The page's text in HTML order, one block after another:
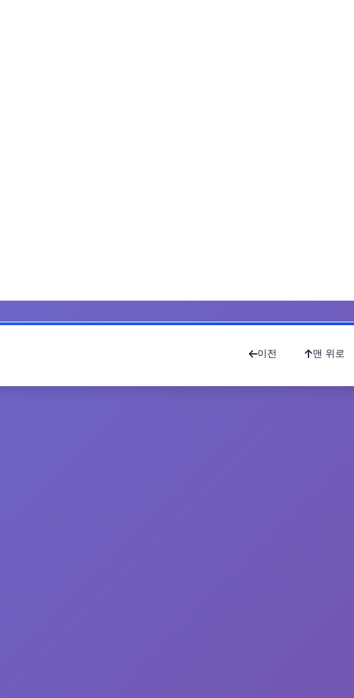
이전 맨 위로